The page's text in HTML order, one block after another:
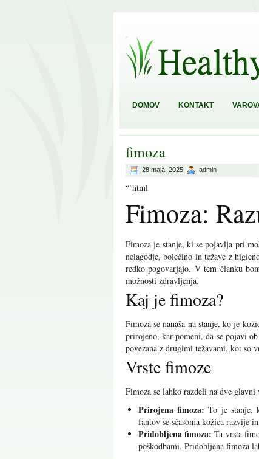
DOMOV KONTAKT
fimoza
28 maja, 2025 admin
“`html
Fimoza:
Fimoza je stanje, ki se pojavlja pri
nelagodje, bolečino in težave z
redko pogovarjajo. V tem članku
možnosti zdravljenja.
Kaj je fimoza?
Fimoza se nanaša na stanje, ko je
prirojeno, kar pomeni, da se pojavi
povezana z drugimi težavami, kot so
Vrste fimoze
Fimoza se lahko razdeli na dve glavni
Prirojena fimoza: To je stanje,
fantov se sčasoma kožica razvije
Pridobljena fimoza: Ta vrsta
poškodbami. Pridobljena fimoza